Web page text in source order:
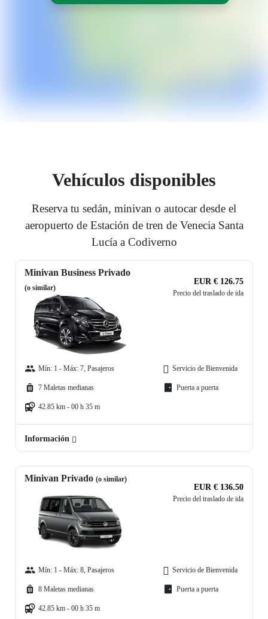
Vehículos disponibles
Reserva tu sedán, minivan o autocar desde el
aeropuerto de Estación de tren de Venecia Santa
Lucía a Codiverno
Minivan Business Privado
(o similar)
EUR € 126.75
Precio del traslado de ida
Mín: 1 - Máx: 7, Pasajeros
7 Maletas medianas
42.85 km - 00 h 35 m
Servicio de Bienvenida
Puerta a puerta
Información
Minivan Privado (o similar)
EUR € 136.50
Precio del traslado de ida
Mín: 1 - Máx: 8, Pasajeros
8 Maletas medianas
42.85 km - 00 h 35 m
Servicio de Bienvenida
Puerta a puerta